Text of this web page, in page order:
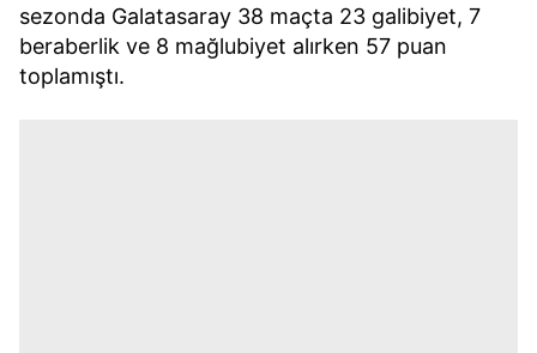
sezonda Galatasaray 38 maçta 23 galibiyet, 7
beraberlik ve 8 mağlubiyet alırken 57 puan
toplamıştı.